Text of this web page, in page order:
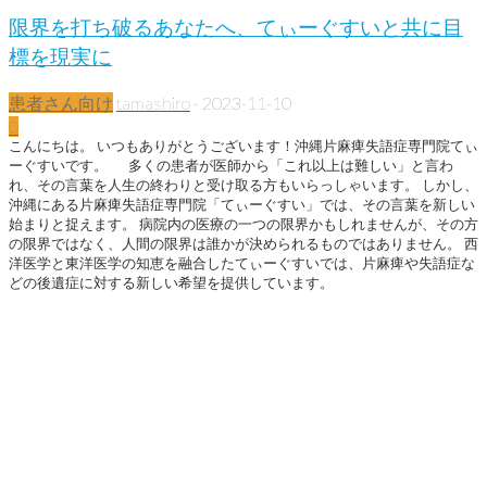
限界を打ち破るあなたへ、てぃーぐすいと共に目
標を現実に
患者さん向け tamashiro - 2023-11-10
0
こんにちは。 いつもありがとうございます！沖縄片麻痺失語症専門院てぃ
ーぐすいです。 多くの患者が医師から「これ以上は難しい」と言わ
れ、その言葉を人生の終わりと受け取る方もいらっしゃいます。 しかし、
沖縄にある片麻痺失語症専門院「てぃーぐすい」では、その言葉を新しい
始まりと捉えます。 病院内の医療の一つの限界かもしれませんが、その方
の限界ではなく、人間の限界は誰かが決められるものではありません。 西
洋医学と東洋医学の知恵を融合したてぃーぐすいでは、片麻痺や失語症な
どの後遺症に対する新しい希望を提供しています。